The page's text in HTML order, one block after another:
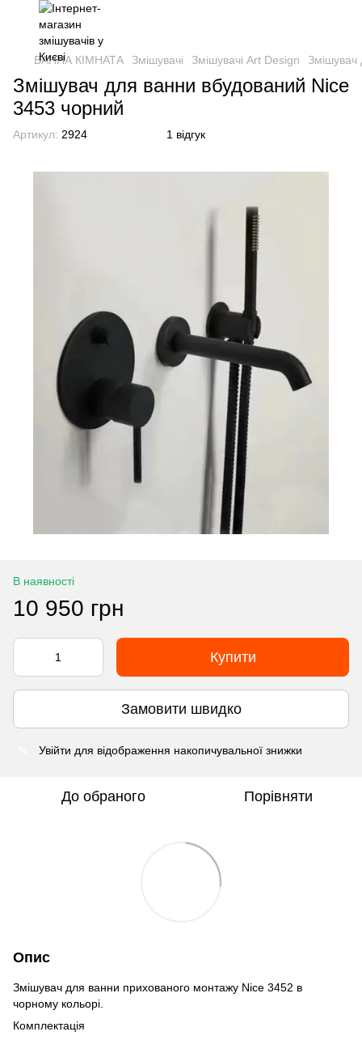
ВАННА КІМНАТА Змішувачі Змішувачі Art Design Змішувач
Змішувач для ванни вбудований Nice
3453 чорний
Артикул: 2924 1 відгук
В наявності
10 950 грн
Купити
Замовити швидко
Увійти для відображення накопичувальної знижки
До обраного Порівняти
Опис
Змішувач для ванни прихованого монтажу Nice 3452 в
чорному кольорі.
Комплектація